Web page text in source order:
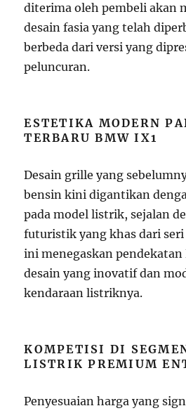
diterima oleh pembeli akan
desain fasia yang telah
berbeda dari versi yang
peluncuran.
ESTETIKA MODERN
TERBARU BMW IX1
Desain grille yang
bensin kini digantikan
pada model listrik, sejalan
futuristik yang khas dari seri
ini menegaskan pendekatan
desain yang inovatif dan
kendaraan listriknya.
KOMPETISI DI
LISTRIK PREMIUM
Penyesuaian harga yang